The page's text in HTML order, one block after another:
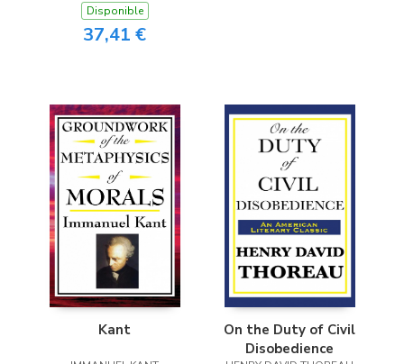
Disponible
37,41 €
Kant
On the Duty of Civil
Disobedience